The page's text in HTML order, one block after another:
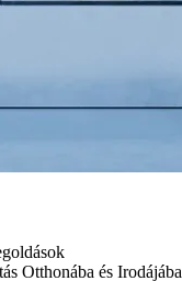
Otthonába és Irodájába